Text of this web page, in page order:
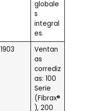
globale
s
integral
es.
1903
Ventan
as
corrediz
as: 100
Serie
(Fibrax®
), 200